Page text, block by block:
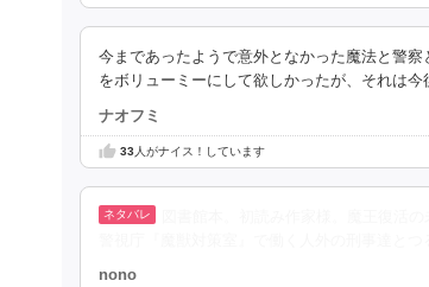
今まであったようで意外となかった魔法と警
をボリューミーにして欲しかったが、それは
ナオフミ
33人がナイス！しています
警視庁『魔獣対策室』で働く人外の刑事達と
nono